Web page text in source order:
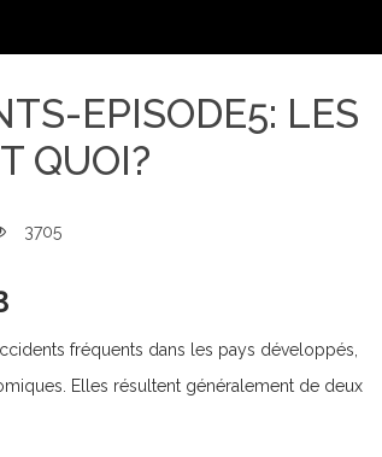
EPISODE5: LES
QUOI?
3705
fréquents dans les pays développés,
Elles résultent généralement de deux